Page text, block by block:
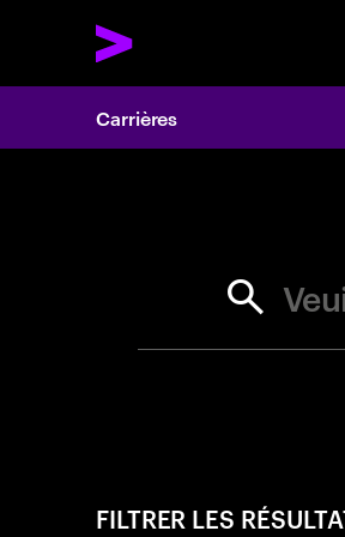
Carrières
FILTRER LES